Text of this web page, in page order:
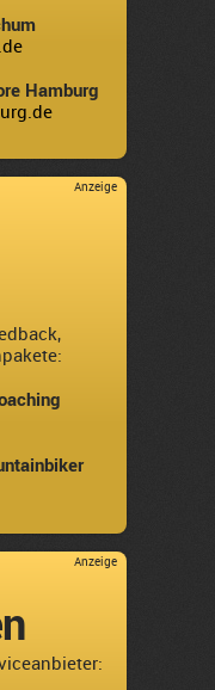
Hamburg
Anzeige
Anzeige